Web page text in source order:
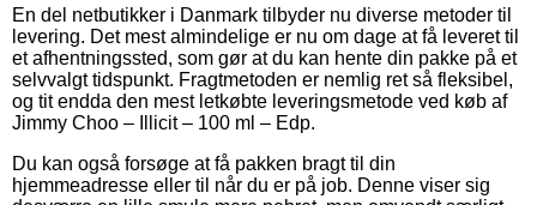
En del netbutikker i Danmark tilbyder nu diverse metoder til
levering. Det mest almindelige er nu om dage at få leveret til
et afhentningssted, som gør at du kan hente din pakke på et
selvvalgt tidspunkt. Fragtmetoden er nemlig ret så fleksibel,
og tit endda den mest letkøbte leveringsmetode ved køb af
Jimmy Choo – Illicit – 100 ml – Edp.
Du kan også forsøge at få pakken bragt til din
hjemmeadresse eller til når du er på job. Denne viser sig